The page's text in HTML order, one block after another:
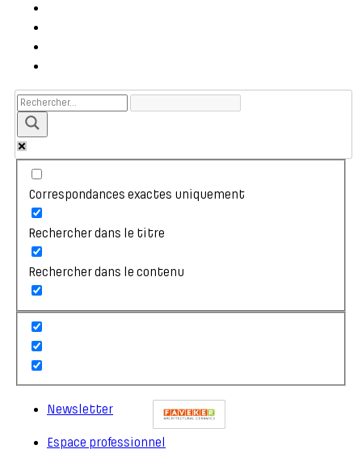
Correspondances exactes uniquement
Rechercher dans le titre
Rechercher dans le contenu
Newsletter
Espace professionnel